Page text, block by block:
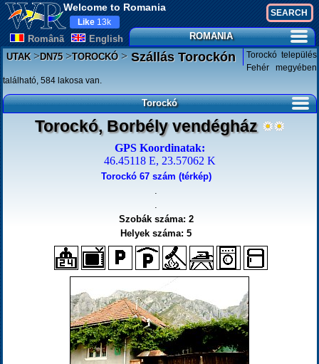
Welcome to Romania
Românã English
Like 13k
ROMANIA
UTAK>DN75>TOROCKÓ>Szállás Torockón
Torockó település
Fehér megyében
található, 584 lakosa van.
Torockó
Torockó, Borbély vendégház
GPS Koordinatak:
46.45118 E, 23.57062 K
Torockó 67 szám (térkép)
.
.
Szobák száma: 2
Helyek száma: 5